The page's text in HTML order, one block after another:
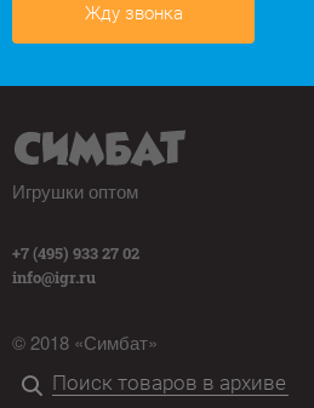
Жду звонка
Игрушки оптом
+7 (495) 933 27 02
info@igr.ru
© 2018 «Симбат»